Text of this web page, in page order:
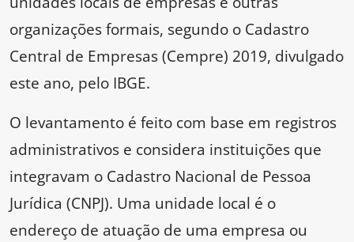
organizações formais, segundo o Cadastro
Central de Empresas (Cempre) 2019, divulgado
este ano, pelo IBGE.
O levantamento é feito com base em registros
administrativos e considera instituições que
integravam o Cadastro Nacional de Pessoa
Jurídica (CNPJ). Uma unidade local é o
endereço de atuação de uma empresa ou